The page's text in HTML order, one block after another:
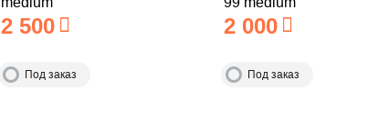
2 500 2 000
Под заказ Под заказ